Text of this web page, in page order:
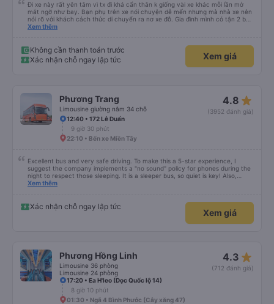
Đi xe này rất yên tâm vì tx đi khá cẩn thân k giống vài xe khác mỗi lần mở
mắt ngỡ như bay. Bạn phụ trên xe nói chuyện dễ mến nhưng mà nhà xe nên
nói rõ với khách cách thức di chuyển ra nơ xe đỗ. Gia đình mình có tận 2 bé
nhỏ tay xách nách mang mà mình bị xoay vòng vòng đi bộ đến khu đỗ xe thì
Xem thêm
Không cần thanh toán trước
Xác nhận chỗ ngay lập tức
Xem giá
Phương Trang
Limousine giường nằm 34 chỗ
4.8 star_rate
(3952 đánh giá)
12:40 • 172 Lê Duẩn
9 giờ 30 phút
22:10 • Bến xe Miền Tây
Excellent bus and very safe driving. To make this a 5-star experience, I
suggest the company implements a "no sound" policy for phones during the
night to respect those sleeping. It is a sleeper bus, so quiet is key! Also,
please display the Wi-Fi password clearly inside the cabin for convenience. I
quy định rõ ràng về việc giữ im lặng (tắt âm thanh điện thoại) vào ban đêm
để tránh làm phiền hành khách khác ngủ. Ngoài ra, nhà xe nên dán sẵn mật
khẩu Wi-Fi trong xe để hành khách dễ dàng sử dụng. Tôi vẫn sẽ tiếp tục ủng
Xem thêm
Xác nhận chỗ ngay lập tức
Xem giá
Phương Hồng Linh
Limousine 36 phòng
Limousine 24 phòng
4.3 star_rate
(712 đánh giá)
17:20 • Ea H'leo (Dọc Quốc lộ 14)
8 giờ 10 phút
01:30 • Ngã 4 Bình Phước (Cây xăng 47)